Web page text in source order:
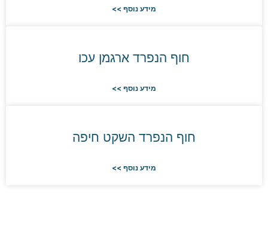
מידע נוסף >>
חוף הנפרד ארגמן עכו
מידע נוסף >>
חוף הנפרד השקט חיפה
מידע נוסף >>